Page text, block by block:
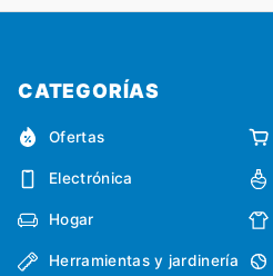
CATEGORÍAS
Ofertas
Electrónica
Hogar
Herramientas y jardinería